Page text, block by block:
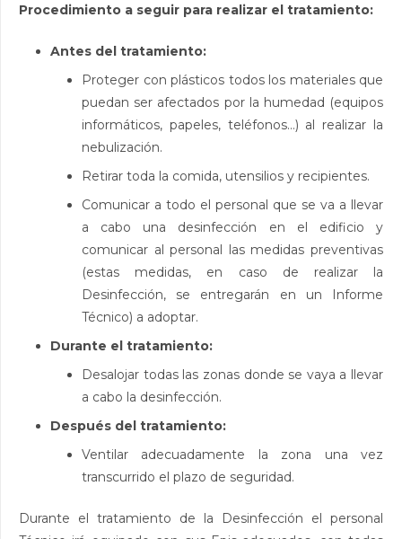
Procedimiento a seguir para realizar el tratamiento:
Antes del tratamiento:
Proteger con plásticos todos los materiales que
puedan ser afectados por la humedad (equipos
informáticos, papeles, teléfonos…) al realizar la
nebulización.
Retirar toda la comida, utensilios y recipientes.
Comunicar a todo el personal que se va a llevar
a cabo una desinfección en el edificio y
comunicar al personal las medidas preventivas
(estas medidas, en caso de realizar la
Desinfección, se entregarán en un Informe
Técnico) a adoptar.
Durante el tratamiento:
Desalojar todas las zonas donde se vaya a llevar
a cabo la desinfección.
Después del tratamiento:
Ventilar adecuadamente la zona una vez
transcurrido el plazo de seguridad.
Durante el tratamiento de la Desinfección el personal